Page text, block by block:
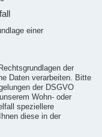
einer
der
Daten verarbeiten. Bitte
der DSGVO
Wohn- oder
speziellere
diese in der